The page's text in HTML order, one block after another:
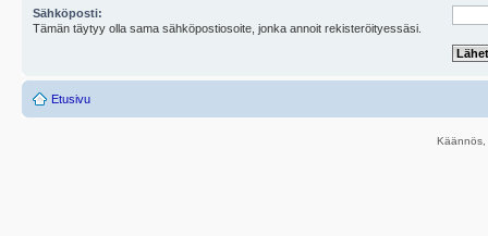
Sähköposti:
Tämän täytyy olla sama sähköpostiosoite, jonka annoit rekisteröityessäsi.
Etusivu